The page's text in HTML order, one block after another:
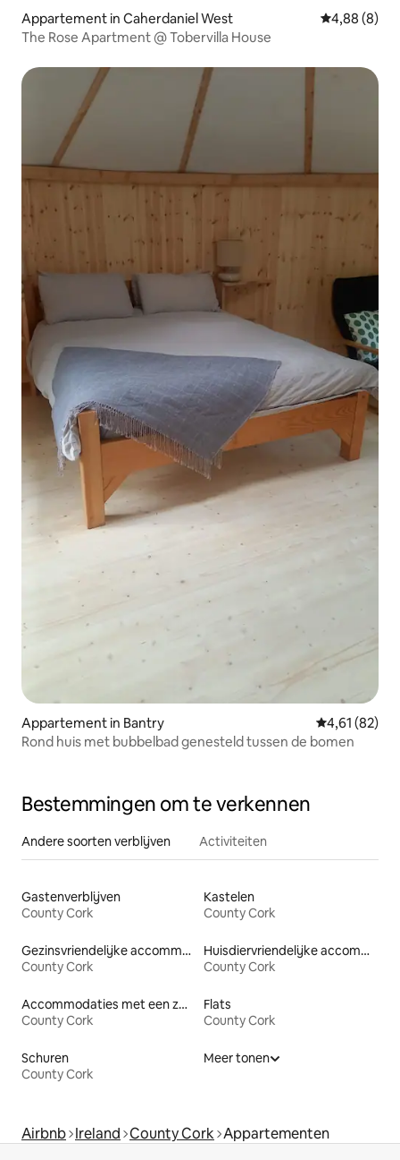
Appartement in Caherdaniel West Gemiddelde
4,88 (8)
The Rose Apartment @ Tobervilla House
Appartement in Bantry Gemiddelde
4,61 (82)
Rond huis met bubbelbad genesteld tussen de bomen
Bestemmingen om te verkennen
Andere soorten verblijven Activiteiten
Gastenverblijven
County Cork
Kastelen
County Cork
Gezinsvriendelijke accommodaties
County Cork
Huisdiervriendelijke accommodaties
County Cork
Accommodaties met een zwembad
County Cork
Flats
County Cork
Schuren
County Cork
Meer tonen
Airbnb Ireland County Cork Appartementen